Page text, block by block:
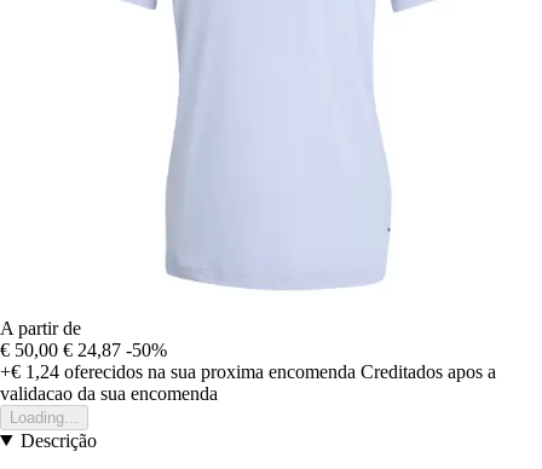
A partir de
€ 50,00 € 24,87 -50%
+€ 1,24 oferecidos na sua proxima encomenda Creditados apos a
validacao da sua encomenda
Loading...
Descrição